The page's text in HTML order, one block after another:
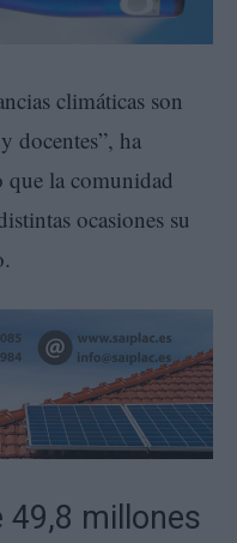
climáticas son
docentes”, ha
que la comunidad
ocasiones su
49,8 millones